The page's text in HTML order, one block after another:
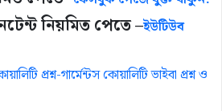
নিয়মিত পেতে –ইউটিউব
প্রশ্ন-গার্মেন্টস কোয়ালিটি ভাইবা প্রশ্ন ও